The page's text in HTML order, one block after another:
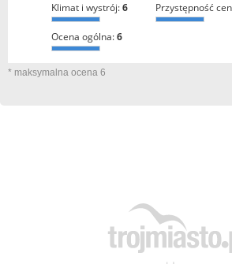
klimat i wystrój:6 przystępność
ocena ogólna:6
* maksymalna ocena 6